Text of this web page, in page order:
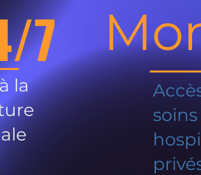
7
la
soins